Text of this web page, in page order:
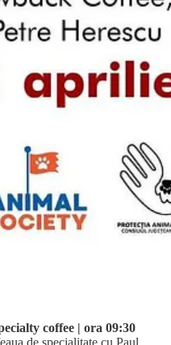
coffee | ora 09:30
de specialitate cu Paul